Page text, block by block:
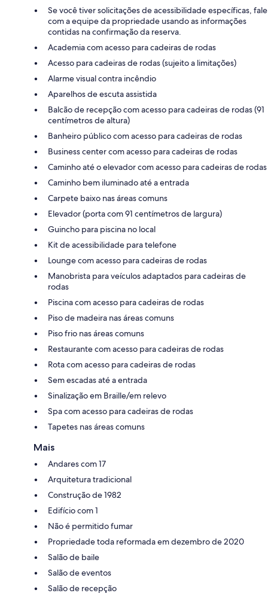
Se você tiver solicitações de acessibilidade específicas, fale
com a equipe da propriedade usando as informações
contidas na confirmação da reserva.
Academia com acesso para cadeiras de rodas
Acesso para cadeiras de rodas (sujeito a limitações)
Alarme visual contra incêndio
Aparelhos de escuta assistida
Balcão de recepção com acesso para cadeiras de rodas (91
centímetros de altura)
Banheiro público com acesso para cadeiras de rodas
Business center com acesso para cadeiras de rodas
Caminho até o elevador com acesso para cadeiras de rodas
Caminho bem iluminado até a entrada
Carpete baixo nas áreas comuns
Elevador (porta com 91 centímetros de largura)
Guincho para piscina no local
Kit de acessibilidade para telefone
Lounge com acesso para cadeiras de rodas
Manobrista para veículos adaptados para cadeiras de
rodas
Piscina com acesso para cadeiras de rodas
Piso de madeira nas áreas comuns
Piso frio nas áreas comuns
Restaurante com acesso para cadeiras de rodas
Rota com acesso para cadeiras de rodas
Sem escadas até a entrada
Sinalização em Braille/em relevo
Spa com acesso para cadeiras de rodas
Tapetes nas áreas comuns
Mais
Andares com 17
Arquitetura tradicional
Construção de 1982
Edifício com 1
Não é permitido fumar
Propriedade toda reformada em dezembro de 2020
Salão de baile
Salão de eventos
Salão de recepção